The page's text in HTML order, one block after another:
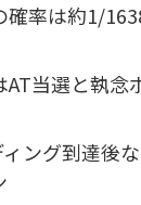
確率は約1/
当選と執念
ング到達後